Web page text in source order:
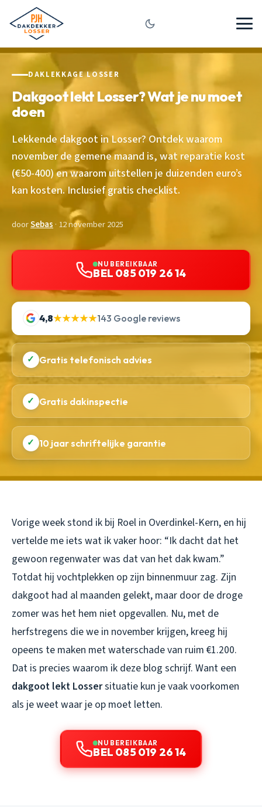
DAKLEKKAGE LOSSER
Dakgoot lekt Losser? Wat je nu moet
doen
Lekkende dakgoot in Losser? Ontdek waarom
november de gemene maand is, wat reparatie kost
(€50-400) en waarom uitstellen je duizenden euro’s
kan kosten. Inclusief gratis checklist.
doorSebas · 12 november 2025
NU BEREIKBAAR
BEL 085 019 26 14
4,8★★★★★143 Google reviews
✓ Gratis telefonisch advies
✓ Gratis dakinspectie
✓ 10 jaar schriftelijke garantie
Vorige week stond ik bij Roel in Overdinkel-Kern, en hij
vertelde me iets wat ik vaker hoor: “Ik dacht dat het
gewoon regenwater was dat van het dak kwam.”
Totdat hij vochtplekken op zijn binnenmuur zag. Zijn
dakgoot had al maanden gelekt, maar door de droge
zomer was het hem niet opgevallen. Nu, met de
herfstregens die we in november krijgen, kreeg hij
opeens te maken met waterschade van ruim €1.200.
Dat is precies waarom ik deze blog schrijf. Want een
dakgoot lekt Lossersituatie kun je vaak voorkomen
als je weet waar je op moet letten.
NU BEREIKBAAR
BEL 085 019 26 14